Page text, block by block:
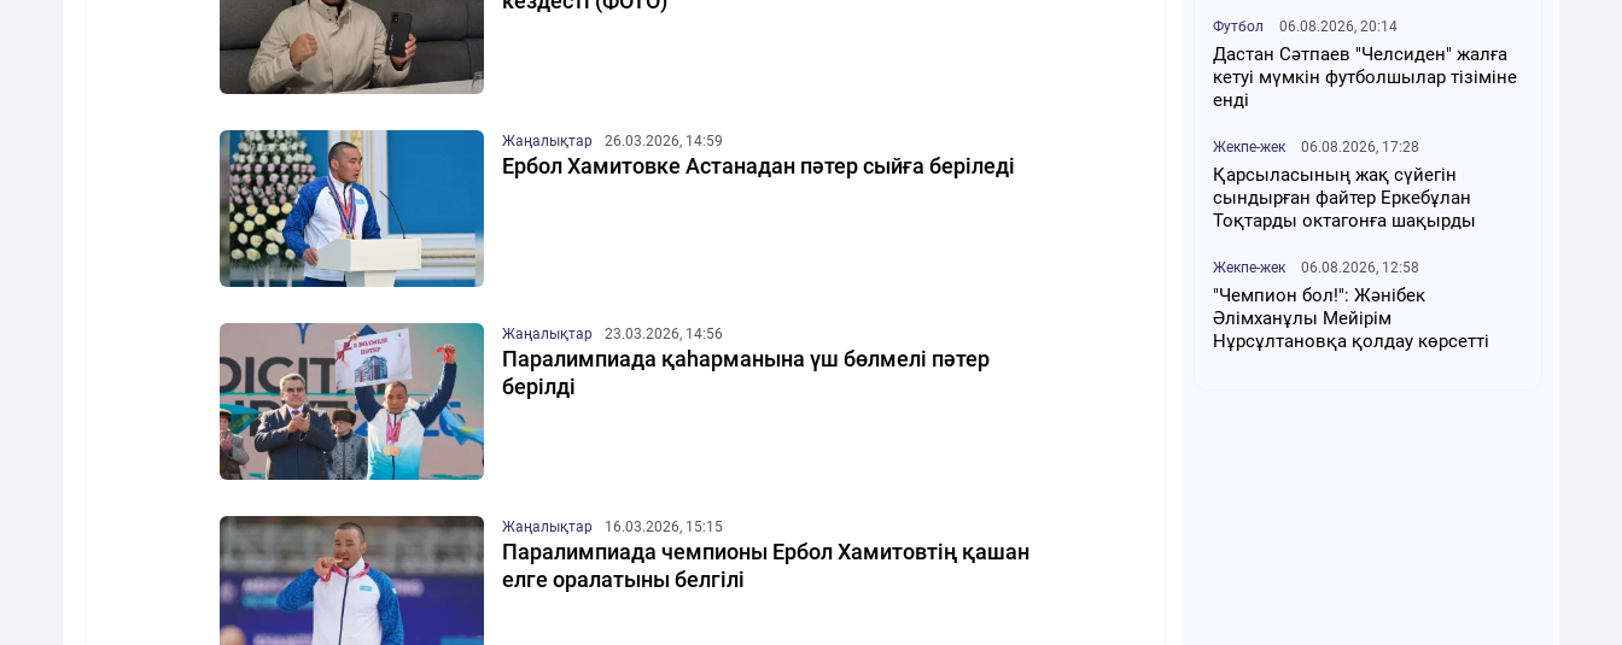
Жаңалықтар 26.03.2026, 14:59
Ербол Хамитовке Астанадан пәтер сыйға беріледі
Жаңалықтар 23.03.2026, 14:56
Паралимпиада қаһарманына үш бөлмелі пәтер
берілді
Жаңалықтар 16.03.2026, 15:15
Паралимпиада чемпионы Ербол Хамитовтің қашан
елге оралатыны белгілі
Футбол 06.08.2026, 20:14
Дастан Сәтпаев "Челсиден" жалға
кетуі мүмкін футболшылар тізіміне
енді
Жекпе-жек 06.08.2026, 17:28
Қарсыласының жақ сүйегін
сындырған файтер Еркебұлан
Тоқтарды октагонға шақырды
Жекпе-жек 06.08.2026, 12:58
"Чемпион бол!": Жәнібек
Әлімханұлы Мейірім
Нұрсұлтановқа қолдау көрсетті